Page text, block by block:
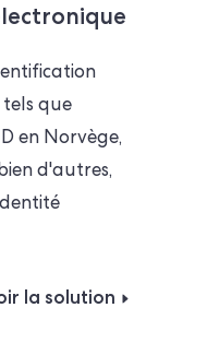
que
en Norvège,
d'autres,
la solution